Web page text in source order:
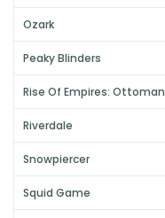
Ozark
Peaky Blinders
Rise Of Empires: Ottoman
Riverdale
Snowpiercer
Squid Game